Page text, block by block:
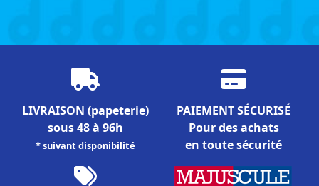
LIVRAISON (papeterie)
sous 48 à 96h
* suivant disponibilité
PAIEMENT SÉCURISÉ
Pour des achats
en toute sécurité